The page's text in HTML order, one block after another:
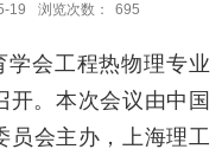
19 浏览次数： 695
学会工程热物理专业
开。本次会议由中国
员会主办，上海理工